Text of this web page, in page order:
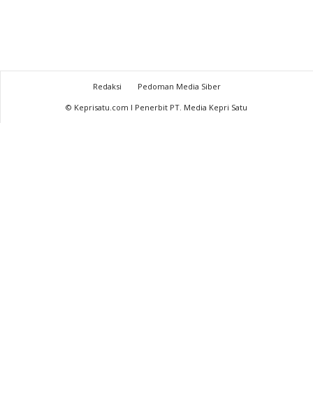
Redaksi
Pedoman Media Siber
© Keprisatu.com I Penerbit PT. Media Kepri Satu